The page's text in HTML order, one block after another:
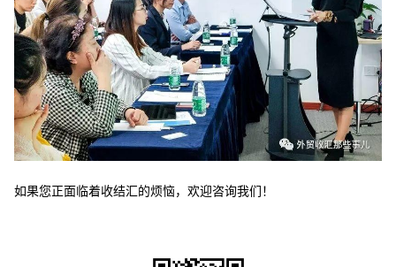
如果您正面临着收结汇的烦恼，欢迎咨询我们！